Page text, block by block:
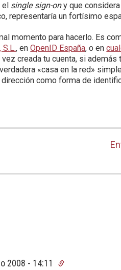
el single sign-ony que
representaría un fortísimo
momento para hacerlo. Es
S.L., enOpenID España, o en
creada tu cuenta, si además
«casa en la red»
como forma de
2008 - 14:11